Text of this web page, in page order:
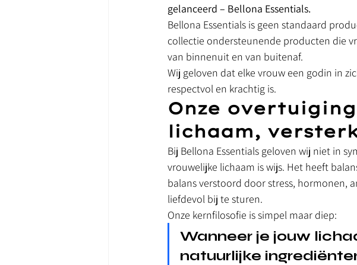
gelanceerd – Bellona Essentials.
Bellona Essentials is geen standaard
collectie ondersteunende producten die
van binnenuit en van buitenaf.
Wij geloven dat elke vrouw een godin in
respectvol en krachtig is.
Onze
lichaam,
Bij Bellona Essentials geloven wij niet in
vrouwelijke lichaam is wijs. Het heeft
balans verstoord door stress, hormonen,
liefdevol bij te sturen.
Onze kernfilosofie is simpel maar diep:
Wanneer je jouw
natuurlijke